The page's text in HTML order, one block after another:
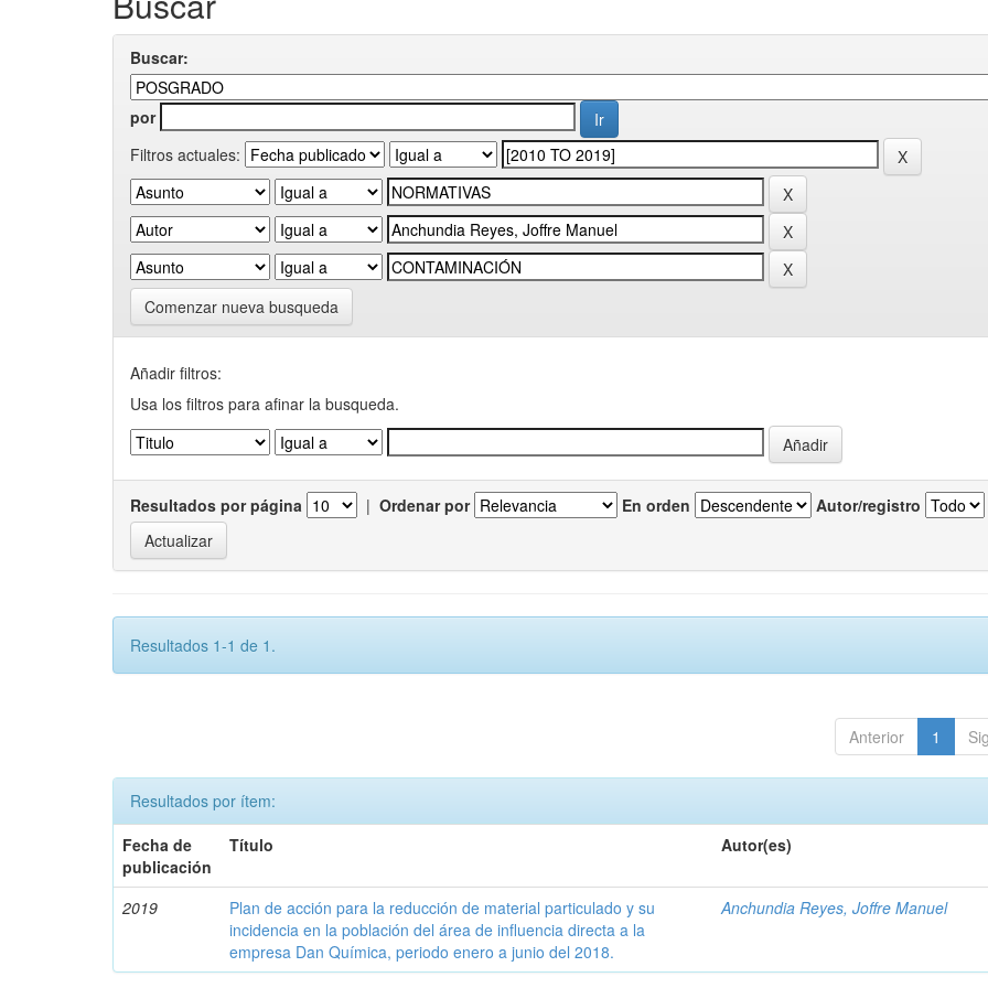
Buscar:
por
Filtros actuales:
Comenzar nueva busqueda
Añadir filtros:
Usa los filtros para afinar la busqueda.
Resultados por página | Ordenar por En orden Autor/registro
Resultados 1-1 de 1.
Anterior 1
Resultados por ítem:
Fecha de
publicación
Título Autor(es)
2019
Plan de acción para la reducción de material particulado y su
incidencia en la población del área de influencia directa a la
empresa Dan Química, periodo enero a junio del 2018.
Anchundia Reyes, Joffre Manuel